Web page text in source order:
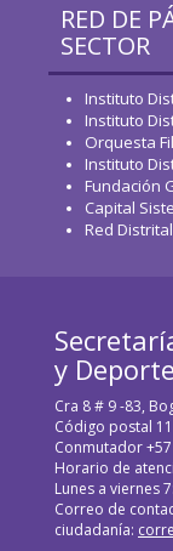
RED DE
SECTOR
Instituto
Instituto
Orquesta
Instituto
Fundación
Capital
Red
y Deporte
Cra 8 # 9 -83,
Código postal
Conmutador
Horario de
Lunes a viernes
Correo de
ciudadanía: